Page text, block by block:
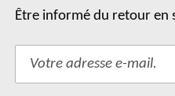
Être informé du retour en